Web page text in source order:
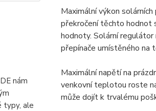
nám
typy, ale
Maximální výkon
překročení těchto hodnot
hodnoty. Solární
přepínače umístěného na
Maximální napětí na
venkovní teplotou roste
může dojít k trvalému